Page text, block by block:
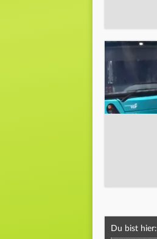
Du bist hier: